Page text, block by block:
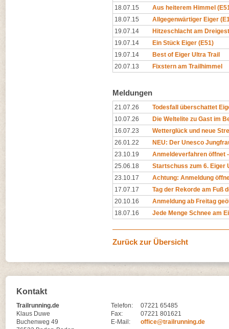
18.07.15
Aus heiterem Himmel
18.07.15
Allgegenwärtiger Eiger
19.07.14
Hitzeschlacht am
19.07.14
Ein Stück Eiger (E51)
19.07.14
Best of Eiger Ultra Trail
20.07.13
Fixstern am Trailhimmel
Meldungen
21.07.26
Todesfall überschattet
10.07.26
Die Weltelite zu Gast im
16.07.23
Wetterglück und neue
26.01.22
NEU: Der Unesco
23.10.19
Anmeldeverfahren öffnet
25.06.18
Startschuss zum 6. Eiger
23.10.17
Achtung: Anmeldung
17.07.17
Tag der Rekorde am Fuß
20.10.16
Anmeldung ab Freitag
18.07.16
Jede Menge Schnee am
Zurück zur Übersicht
Kontakt
Trailrunning.de
Klaus Duwe
Buchenweg 49
Telefon:
07221 65485
Fax:
07221 801621
E-Mail:
office@trailrunning.de